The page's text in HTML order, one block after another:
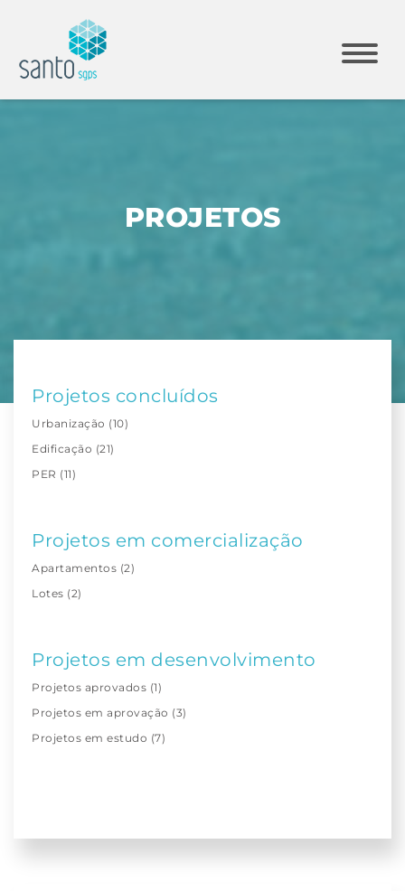
PROJETOS
Projetos concluídos
Urbanização (10)
Edificação (21)
PER (11)
Projetos em comercialização
Apartamentos (2)
Lotes (2)
Projetos em desenvolvimento
Projetos aprovados (1)
Projetos em aprovação (3)
Projetos em estudo (7)